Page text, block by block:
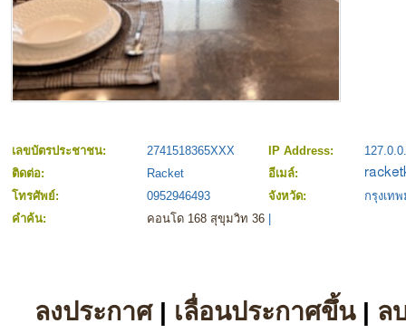
เลขบัตรประชาชน: 2741518365XXX IP Address:
ติดต่อ:
Racket
อีเมล์:
โทรศัพย์:
0952946493 จังหวัด:
กรุงเท
คำค้น:
คอนโด 168 สุขุมวิท 36
ลงประกาศ| เลื่อนประกาศขึ้น| ล